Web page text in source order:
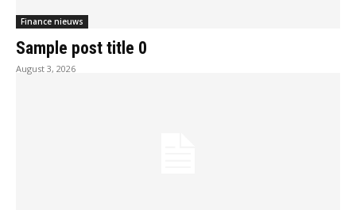
Finance nieuws
Sample post title 0
August 3, 2026